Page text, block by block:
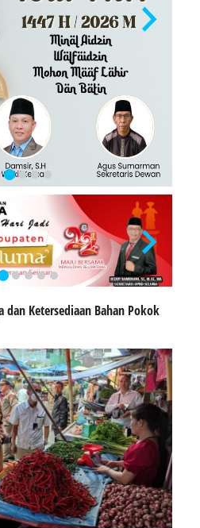
dan Ketersediaan Bahan Pokok